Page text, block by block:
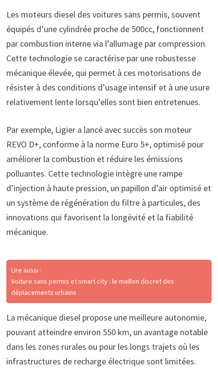
Les moteurs diesel des voitures sans permis, souvent
équipés d’une cylindrée proche de 500cc, fonctionnent
par combustion interne via l’allumage par compression.
Cette technologie se caractérise par une robustesse
mécanique élevée, qui permet à ces motorisations de
résister à des conditions d’usage intensif et à une usure
relativement lente lorsqu’elles sont bien entretenues.
Par exemple, Ligier a lancé avec succès son moteur
REVO D+, conforme à la norme Euro 5+, optimisé pour
améliorer la combustion et réduire les émissions
polluantes. Cette technologie intègre une rampe
d’injection à haute pression, un papillon d’air optimisé et
un système de régénération du filtre à particules, des
innovations qui favorisent la longévité et la fiabilité
mécanique.
Lire aussi :
Voiture sans permis et smart city : le maillon discret des
déplacements urbains
La mécanique diesel propose une meilleure autonomie,
pouvant atteindre environ 550 km, un avantage notable
dans les zones rurales ou pour les longs trajets où les
infrastructures de recharge électrique sont limitées.